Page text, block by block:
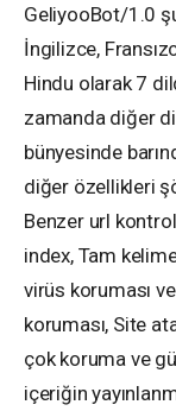
GeliyooBot/1.0
İngilizce,
Hindu olarak 7
zamanda diğer
bünyesinde
diğer özellikleri
Benzer url
index, Tam
virüs koruması
koruması, Site
çok koruma ve
içeriğin